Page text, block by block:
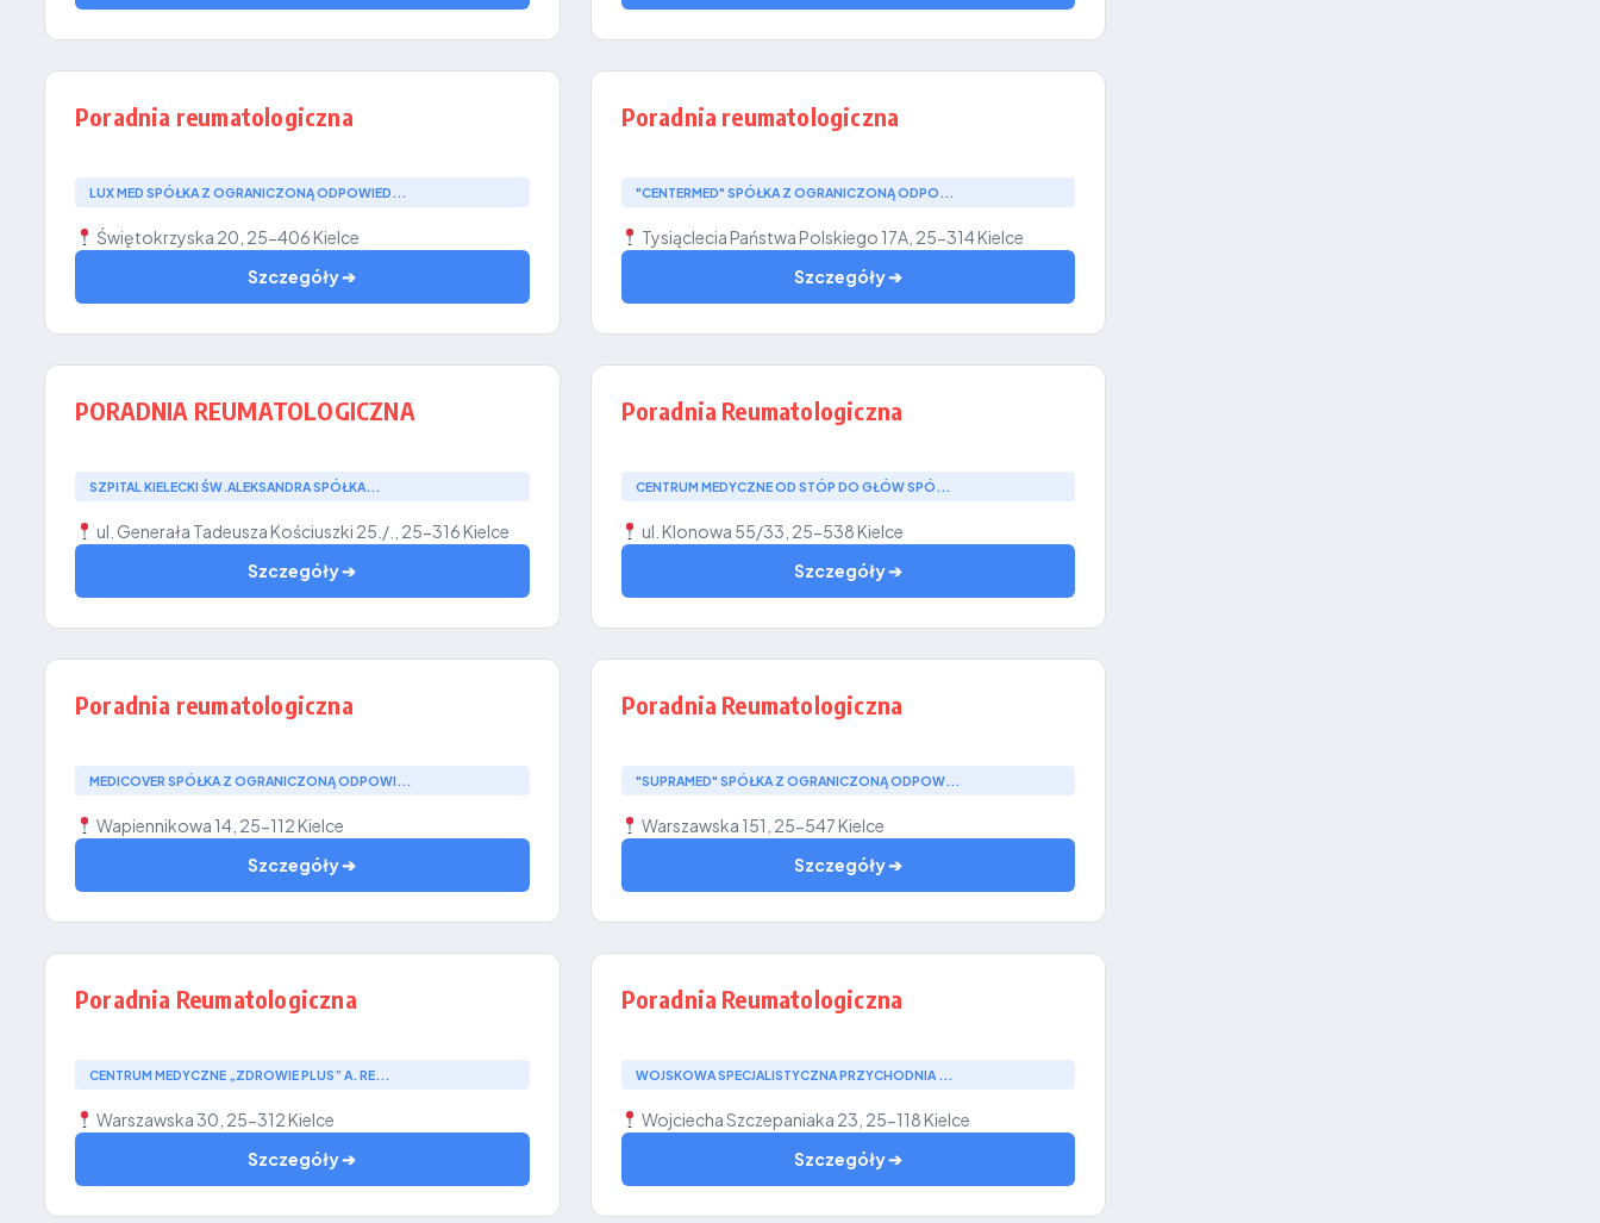
Poradnia reumatologiczna
LUX MED SPÓŁKA Z OGRANICZONĄ ODPOWIED...
Świętokrzyska 20, 25-406 Kielce
Szczegóły ➔
Poradnia reumatologiczna
"CENTERMED" SPÓŁKA Z OGRANICZONĄ ODPO...
Tysiąclecia Państwa Polskiego 17A, 25-314 Kielce
Szczegóły ➔
PORADNIA REUMATOLOGICZNA
SZPITAL KIELECKI ŚW.ALEKSANDRA SPÓŁKA...
ul. Generała Tadeusza Kościuszki 25./., 25-316 Kielce
Szczegóły ➔
Poradnia Reumatologiczna
CENTRUM MEDYCZNE OD STÓP DO GŁÓW SPÓ...
ul. Klonowa 55/33, 25-538 Kielce
Szczegóły ➔
Poradnia reumatologiczna
MEDICOVER SPÓŁKA Z OGRANICZONĄ ODPOWI...
Wapiennikowa 14, 25-112 Kielce
Szczegóły ➔
Poradnia Reumatologiczna
"SUPRAMED" SPÓŁKA Z OGRANICZONĄ ODPOW...
Warszawska 151, 25-547 Kielce
Szczegóły ➔
Poradnia Reumatologiczna
CENTRUM MEDYCZNE „ZDROWIE PLUS” A. RE...
Warszawska 30, 25-312 Kielce
Szczegóły ➔
Poradnia Reumatologiczna
WOJSKOWA SPECJALISTYCZNA PRZYCHODNIA ...
Wojciecha Szczepaniaka 23, 25-118 Kielce
Szczegóły ➔